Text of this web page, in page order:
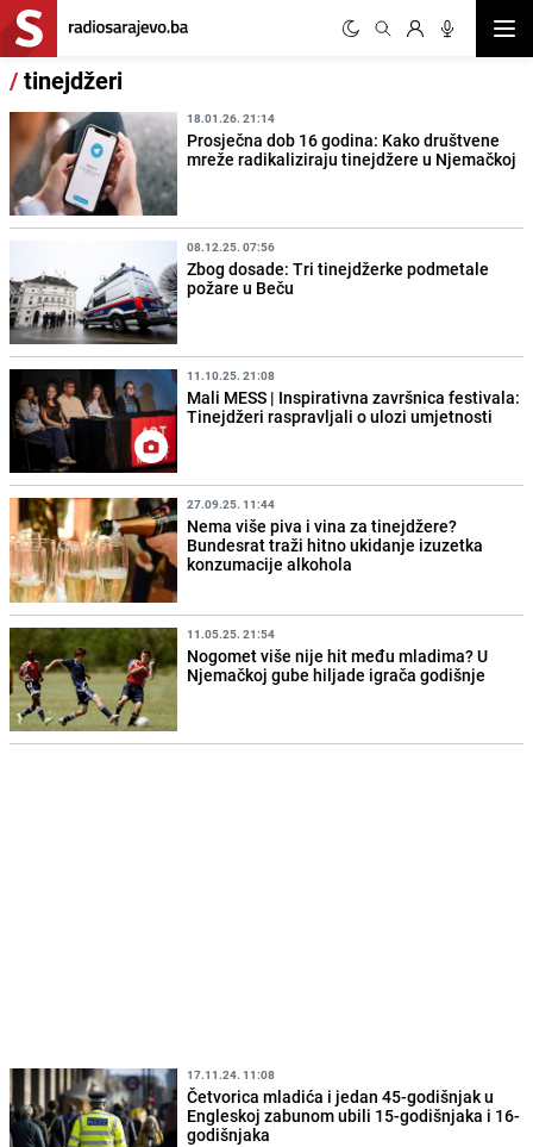
/tinejdžeri
18.01.26. 21:14
Prosječna dob 16 godina: Kako društvene
mreže radikaliziraju tinejdžere u Njemačkoj
08.12.25. 07:56
Zbog dosade: Tri tinejdžerke podmetale
požare u Beču
11.10.25. 21:08
Mali MESS | Inspirativna završnica festivala:
Tinejdžeri raspravljali o ulozi umjetnosti
27.09.25. 11:44
Nema više piva i vina za tinejdžere?
Bundesrat traži hitno ukidanje izuzetka
konzumacije alkohola
11.05.25. 21:54
Nogomet više nije hit među mladima? U
Njemačkoj gube hiljade igrača godišnje
17.11.24. 11:08
Četvorica mladića i jedan 45-godišnjak u
Engleskoj zabunom ubili 15-godišnjaka i 16-
godišnjaka